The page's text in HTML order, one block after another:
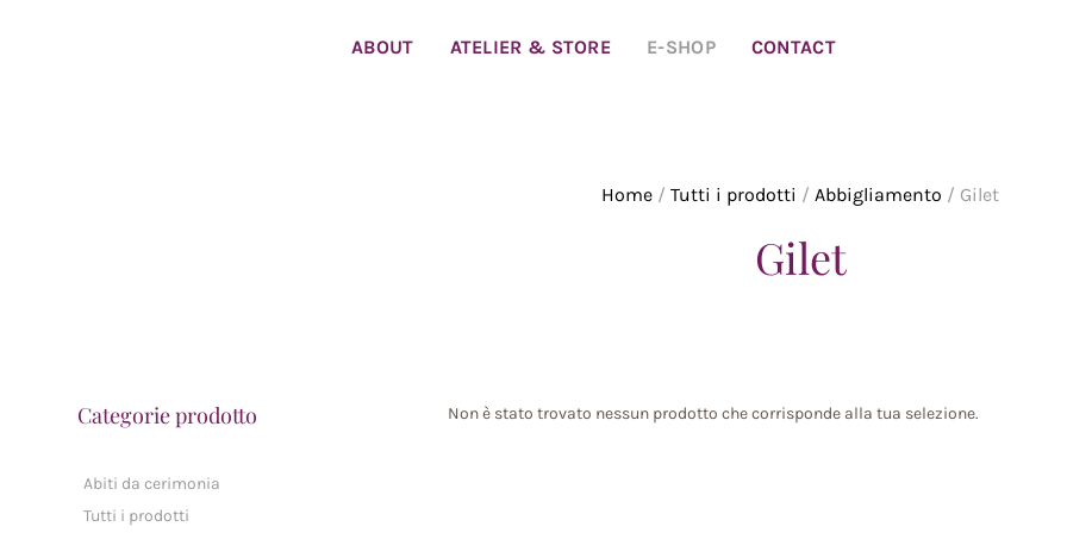
ABOUT ATELIER & STORE E-SHOP CONTACT
Home / Tutti i prodotti / Abbigliamento / Gilet
Gilet
Non è stato trovato nessun prodotto che corrisponde alla tua selezione.
Categorie prodotto
Abiti da cerimonia
Tutti i prodotti